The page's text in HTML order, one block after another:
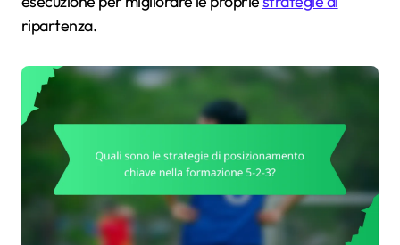
ripartenza.